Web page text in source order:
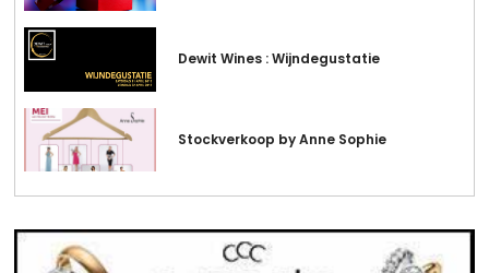
Dewit Wines : Wijndegustatie
Stockverkoop by Anne Sophie